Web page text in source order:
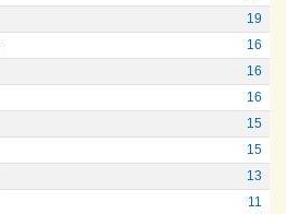
19
16
16
16
15
15
13
11